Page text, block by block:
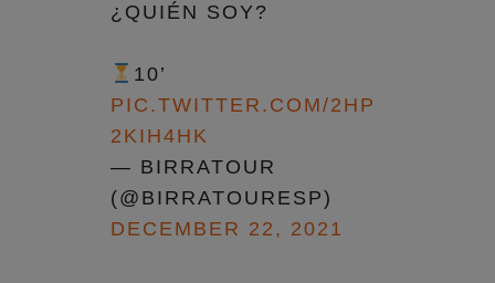
¿QUIÉN SOY?
10’
PIC.TWITTER.COM/2HP
2KIH4HK
— BIRRATOUR
(@BIRRATOURESP)
DECEMBER 22, 2021